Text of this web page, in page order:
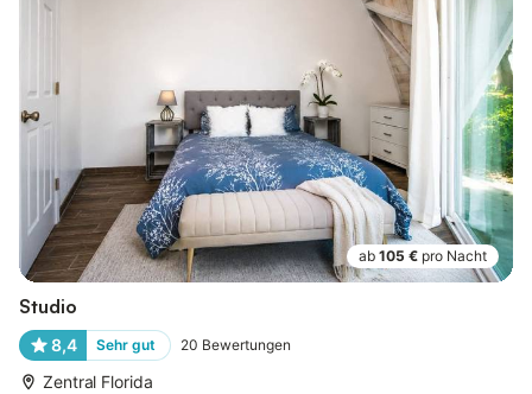
ab 105 € pro Nacht
Studio
8,4 Sehr gut 20 Bewertungen
Zentral Florida